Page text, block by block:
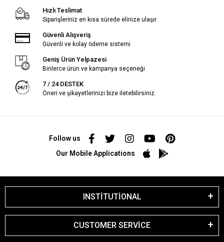
Hızlı Teslimat
Siparişleriniz en kısa sürede elinize ulaşır.
Güvenli Alışveriş
Güvenli ve kolay ödeme sistemi
Geniş Ürün Yelpazesi
Binlerce ürün ve kampanya seçeneği
7 / 24 DESTEK
Öneri ve şikayetlerinizi bize iletebilirsiniz.
Follow us
Our Mobile Applications
INSTİTUTİONAL
CUSTOMER SERVİCE